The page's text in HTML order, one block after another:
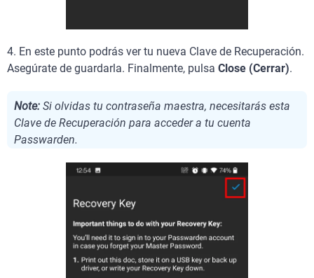
4. En este punto podrás ver tu nueva Clave de Recuperación.
Asegúrate de guardarla. Finalmente, pulsa Close (Cerrar).
Note: Si olvidas tu contraseña maestra, necesitarás esta
Clave de Recuperación para acceder a tu cuenta
Passwarden.